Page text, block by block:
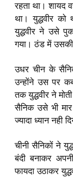
रहता था। शायद
था। युद्धवीर को
युद्धवीर ने उसे
गया। ठंड में उसकी
उधर चीन के
उन्होंने उस पर
तक युद्धवीर ने
सैनिक उसे भी
ज्यादा ध्यान नही
चीनी सैनिकों ने
बंदी बनाकर
फायदा उठाकर